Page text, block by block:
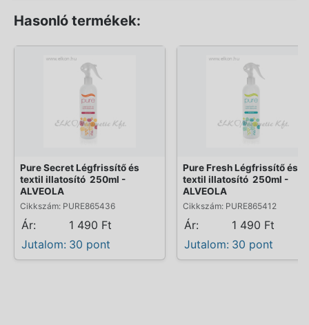
Hasonló termékek:
Pure Secret Légfrissítő és
textil illatosító  250ml -
ALVEOLA
Cikkszám: PURE865436
Ár:
1 490 Ft
Jutalom: 30 pont
Pure Fresh Légfrissítő és
textil illatosító  250ml -
ALVEOLA
Cikkszám: PURE865412
Ár:
1 490 Ft
Jutalom: 30 pont